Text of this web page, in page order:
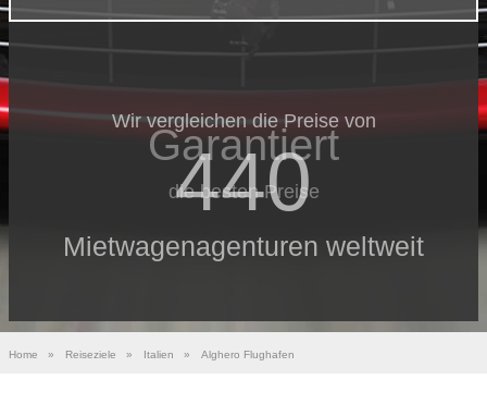
Wir vergleichen die Preise von
440
Mietwagenagenturen weltweit
Garantiert
die besten Preise
Home » Reiseziele » Italien » Alghero Flughafen